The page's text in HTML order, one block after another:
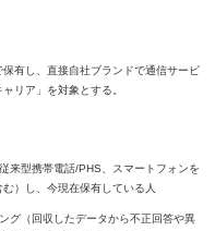
有し、直接自社ブランドで通信サービ
リア」を対象とする。
来型携帯電話/PHS、スマートフォンを
）し、今現在保有している人
グ（回収したデータから不正回答や異